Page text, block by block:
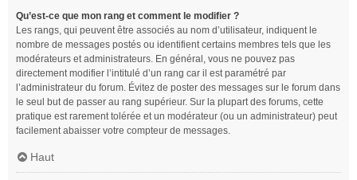
Qu’est-ce que mon rang et comment le modifier ?
Les rangs, qui peuvent être associés au nom d’utilisateur, indiquent le
nombre de messages postés ou identifient certains membres tels que les
modérateurs et administrateurs. En général, vous ne pouvez pas
directement modifier l’intitulé d’un rang car il est paramétré par
l’administrateur du forum. Évitez de poster des messages sur le forum dans
le seul but de passer au rang supérieur. Sur la plupart des forums, cette
pratique est rarement tolérée et un modérateur (ou un administrateur) peut
facilement abaisser votre compteur de messages.
Haut